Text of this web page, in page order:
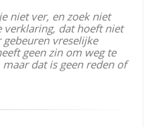
niet ver, en zoek niet
verklaring, dat hoeft niet
vreselijke
geen zin om weg te
dat is geen reden of